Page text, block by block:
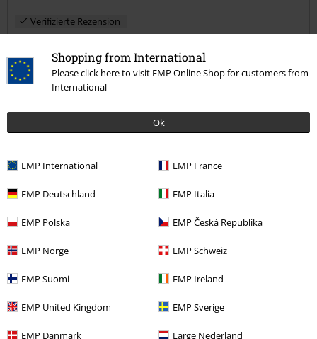
Shopping from International
Please click here to visit EMP Online Shop for customers from
International
Ok
EMP International EMP France
EMP Deutschland EMP Italia
EMP Polska EMP Česká Republika
EMP Norge EMP Schweiz
EMP Suomi EMP Ireland
EMP United Kingdom EMP Sverige
EMP Danmark Large Nederland
Verifizierte Rezension
Kommentieren
Kommentar jetzt abschicken!
17 Bewertungen
Geschrieben am: Donnerstag, 18.07.2024
Sitz bei 169cm& ca 62kg spitze! Hervorragend kombinierbar! Super